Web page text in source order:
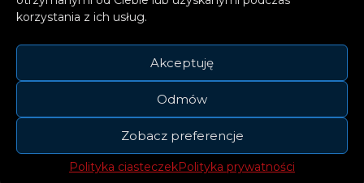
korzystania z ich usług.
Akceptuję
Odmów
Zobacz preferencje
Polityka ciasteczekPolityka prywatności
ClockClock wchodzi
wokalista i
autor tekstów Bojan Kalajdzic, który wraz
producentamiMarkiemVonsinemi